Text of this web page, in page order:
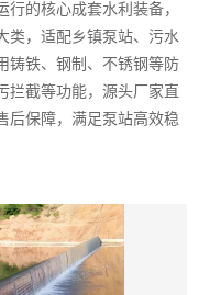
的核心成套水利装备，
类，适配乡镇泵站、污水
铸铁、钢制、不锈钢等防
拦截等功能，源头厂家直
后保障，满足泵站高效稳